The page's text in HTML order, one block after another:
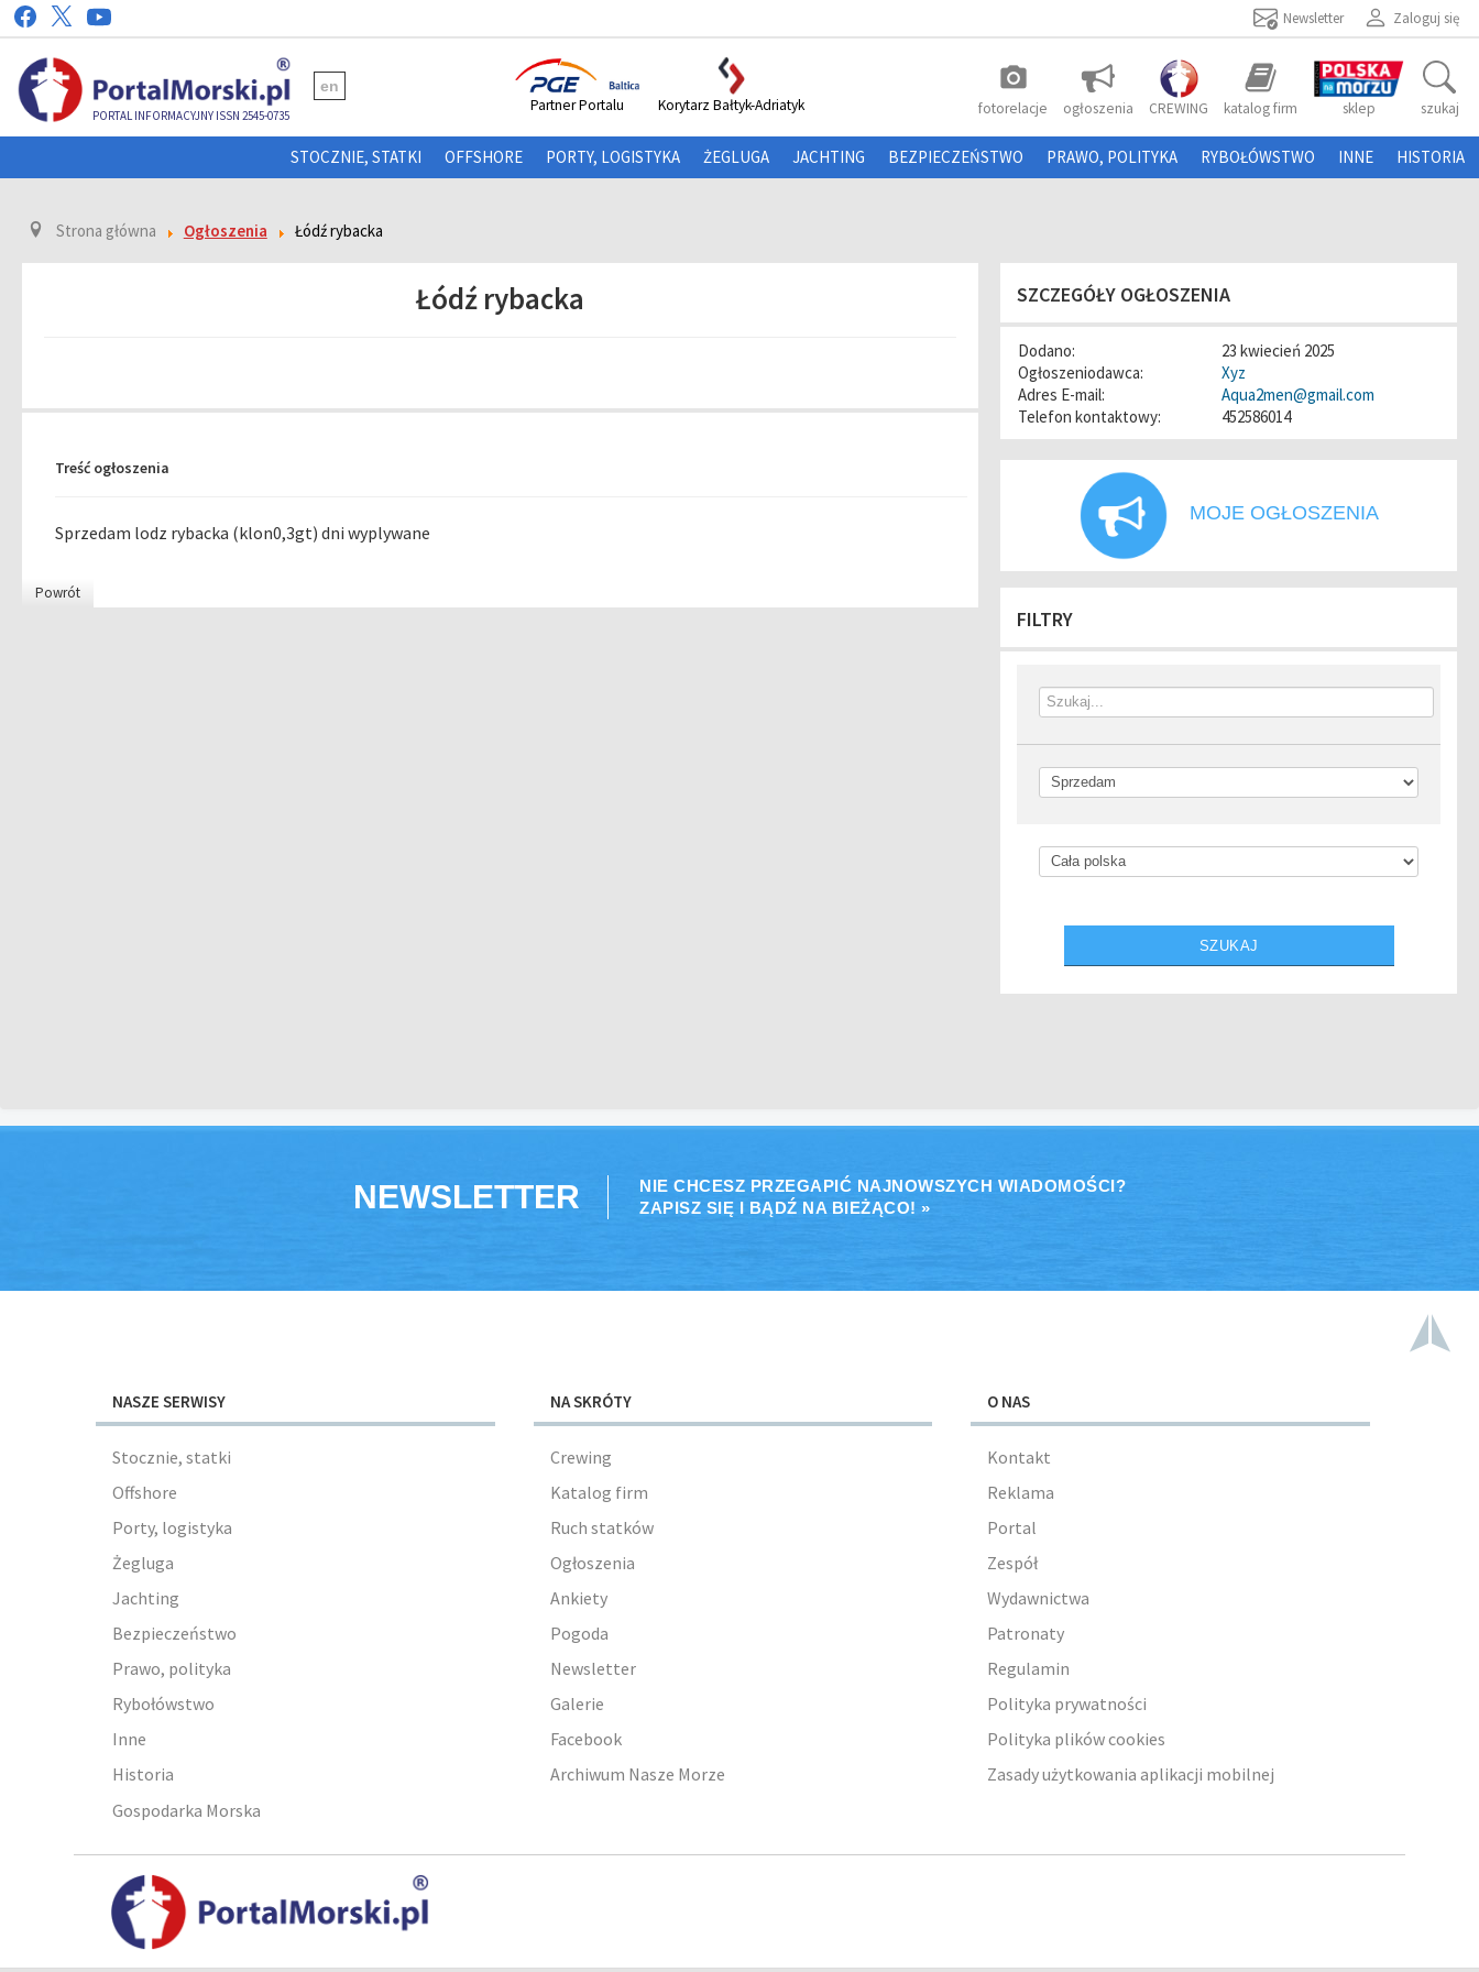
Zaloguj się
Newsletter
PORTAL INFORMACYJNY ISSN 2545-0735
en photo_camera
fotorelacje ogłoszenia CREWING katalog firm sklep szukaj
Partner Portalu Korytarz Bałtyk-Adriatyk
STOCZNIE, STATKI OFFSHORE PORTY, LOGISTYKA ŻEGLUGA JACHTING BEZPIECZEŃSTWO PRAWO, POLITYKA RYBOŁÓWSTWO INNE HISTORIA
Strona główna Ogłoszenia Łódź rybacka
Łódź rybacka
Treść ogłoszenia
Sprzedam lodz rybacka (klon0,3gt) dni wyplywane
Powrót
SZCZEGÓŁY OGŁOSZENIA
Dodano:
23 kwiecień 2025
Ogłoszeniodawca:
Xyz
Adres E-mail:
Aqua2men@gmail.com
Telefon kontaktowy:
452586014
MOJE OGŁOSZENIA
FILTRY
NEWSLETTER
NIE CHCESZ PRZEGAPIĆ NAJNOWSZYCH WIADOMOŚCI?
ZAPISZ SIĘ I BĄDŹ NA BIEŻĄCO! »
NASZE SERWISY
Stocznie, statki
Offshore
Porty, logistyka
Żegluga
Jachting
Bezpieczeństwo
Prawo, polityka
Rybołówstwo
Inne
Historia
Gospodarka Morska
NA SKRÓTY
Crewing
Katalog firm
Ruch statków
Ogłoszenia
Ankiety
Pogoda
Newsletter
Galerie
Facebook
Archiwum Nasze Morze
O NAS
Kontakt
Reklama
Portal
Zespół
Wydawnictwa
Patronaty
Regulamin
Polityka prywatności
Polityka plików cookies
Zasady użytkowania aplikacji mobilnej